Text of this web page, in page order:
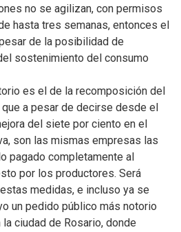
no se agilizan, con permisos
hasta tres semanas, entonces el
de la posibilidad de
sostenimiento del consumo
es el de la recomposición del
que a pesar de decirse desde el
del siete por ciento en el
son las mismas empresas las
pagado completamente al
por los productores. Será
medidas, e incluso ya se
un pedido público más notorio
ciudad de Rosario, donde